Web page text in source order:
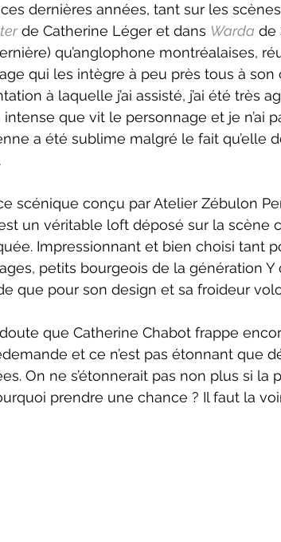
dernières années, tant sur les
de Catherine Léger et dans Warda de
qu’anglophone montréalaises,
qui les intègre à peu près tous à
à laquelle j’ai assisté, j’ai été très
que vit le personnage et je n’ai
a été sublime malgré le fait qu’elle
un véritable loft déposé sur la scène
Impressionnant et bien choisi tant
petits bourgeois de la génération
que pour son design et sa froideur
doute que Catherine Chabot frappe
et ce n’est pas étonnant que
On ne s’étonnerait pas non plus si
prendre une chance ? Il faut la